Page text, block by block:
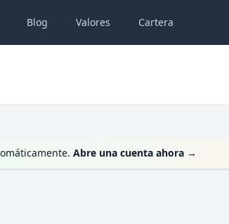
Blog Valores Cartera
Abre una cuenta ahora →